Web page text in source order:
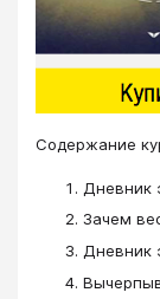
Cодержание
Дневник
Зачем
Дневник